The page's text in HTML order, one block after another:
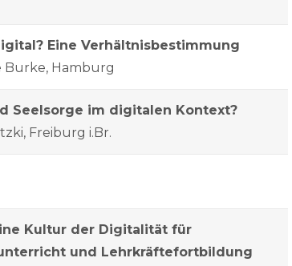
Eine Verhältnisbestimmung
Burke, Hamburg
Seelsorge im digitalen Kontext?
Freiburg i.Br.
Kultur der Digitalität für
und Lehrkräftefortbildung